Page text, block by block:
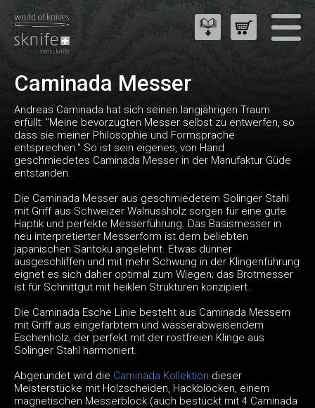
Caminada Messer
Andreas Caminada hat sich seinen langjährigen Traum
erfüllt: "Meine bevorzugten Messer selbst zu entwerfen, so
dass sie meiner Philosophie und Formsprache
entsprechen." So ist sein eigenes, von Hand
geschmiedetes Caminada Messer in der Manufaktur Güde
entstanden.
Die Caminada Messer aus geschmiedetem Solinger Stahl
mit Griff aus Schweizer Walnussholz sorgen für eine gute
Haptik und perfekte Messerführung. Das Basismesser in
neu interpretierter Messerform ist dem beliebten
japanischen Santoku angelehnt. Etwas dünner
ausgeschliffen und mit mehr Schwung in der Klingenführung
eignet es sich daher optimal zum Wiegen; das Brotmesser
ist für Schnittgut mit heiklen Strukturen konzipiert.
Die Caminada Esche Linie besteht aus Caminada Messern
mit Griff aus eingefärbtem und wasserabweisendem
Eschenholz, der perfekt mit der rostfreien Klinge aus
Solinger Stahl harmoniert.
Abgerundet wird die Caminada Kollektion dieser
Meisterstücke mit Holzscheiden, Hackblöcken, einem
magnetischen Messerblock (auch bestückt mit 4 Caminada